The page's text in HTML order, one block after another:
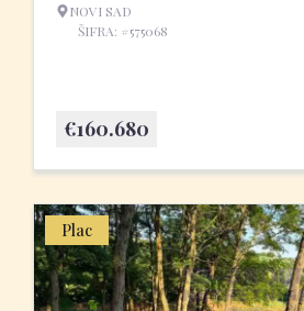
NOVI SAD
ŠIFRA: #575068
€160.680
Plac